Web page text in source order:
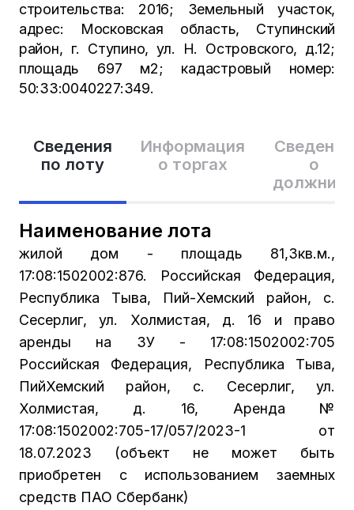
Сведения
по лоту
Информация
о торгах
Сведения
о
Наименование лота
жилой дом - площадь 81,3кв.м.,
17:08:1502002:876. Российская Федерация,
Республика Тыва, Пий-Хемский район, с.
Сесерлиг, ул. Холмистая, д. 16 и право
аренды на ЗУ - 17:08:1502002:705
Российская Федерация, Республика Тыва,
ПийХемский район, с. Сесерлиг, ул.
Холмистая, д. 16, Аренда №
17:08:1502002:705-17/057/2023-1 от
18.07.2023 (объект не может быть
приобретен с использованием заемных
средств ПАО Сбербанк)
строительства: 2016; Земельный участок,
адрес: Московская область, Ступинский
район, г. Ступино, ул. Н. Островского, д.12;
площадь 697 м2; кадастровый номер:
50:33:0040227:349.